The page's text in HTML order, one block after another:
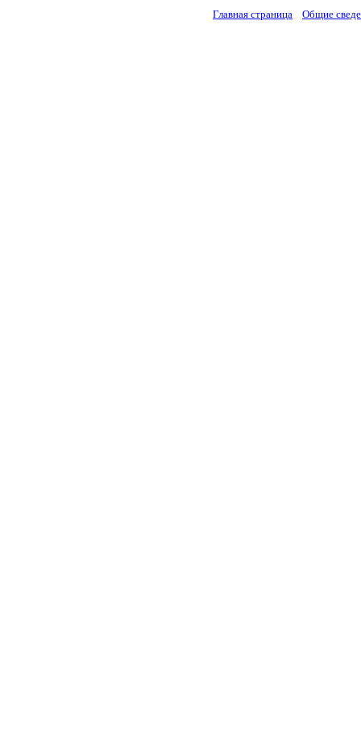
Главная страница Общие